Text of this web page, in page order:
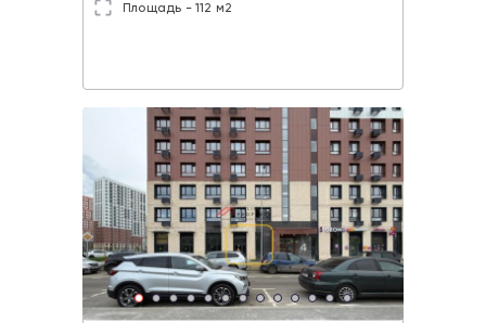
Площадь - 112 м2